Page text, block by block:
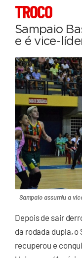
TROCO
Sampaio
e é vice-
Sampaio assumiu a
Depois de sair
da rodada dupla,
recuperou e